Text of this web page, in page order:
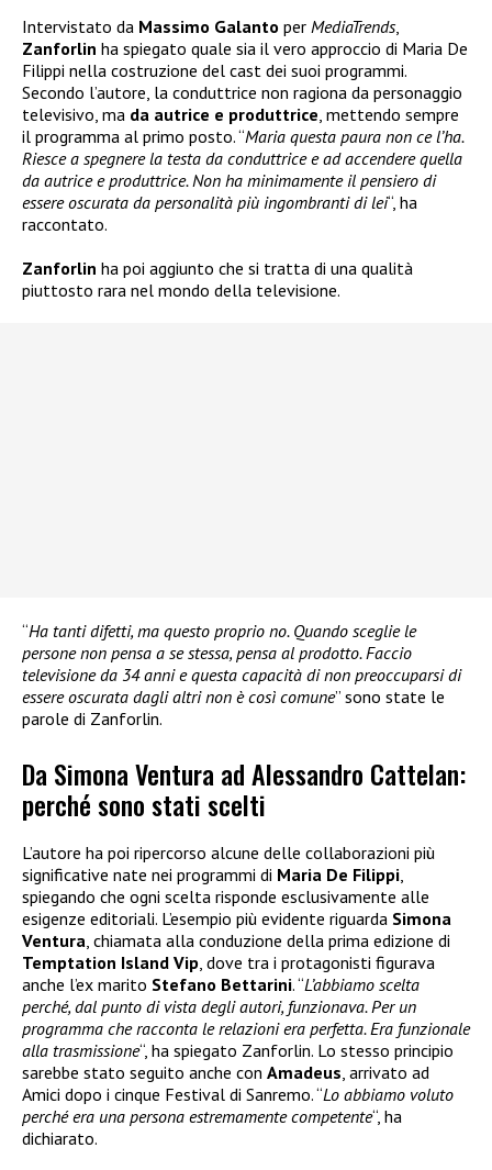
Intervistato da Massimo Galanto per MediaTrends,
Zanforlin ha spiegato quale sia il vero approccio di Maria De
Filippi nella costruzione del cast dei suoi programmi.
Secondo l’autore, la conduttrice non ragiona da personaggio
televisivo, ma da autrice e produttrice , mettendo sempre
il programma al primo posto. “Maria questa paura non ce l’ha.
Riesce a spegnere la testa da conduttrice e ad accendere quella
da autrice e produttrice. Non ha minimamente il pensiero di
essere oscurata da personalità più ingombranti di lei“, ha
raccontato.
Zanforlin ha poi aggiunto che si tratta di una qualità
piuttosto rara nel mondo della televisione.
“Ha tanti difetti, ma questo proprio no. Quando sceglie le
persone non pensa a se stessa, pensa al prodotto. Faccio
televisione da 34 anni e questa capacità di non preoccuparsi di
essere oscurata dagli altri non è così comune” sono state le
parole di Zanforlin.
Da Simona Ventura ad Alessandro Cattelan:
perché sono stati scelti
L’autore ha poi ripercorso alcune delle collaborazioni più
significative nate nei programmi di Maria De Filippi,
spiegando che ogni scelta risponde esclusivamente alle
esigenze editoriali. L’esempio più evidente riguarda Simona
Ventura, chiamata alla conduzione della prima edizione di
Temptation Island Vip, dove tra i protagonisti figurava
anche l’ex marito Stefano Bettarini. “L’abbiamo scelta
perché, dal punto di vista degli autori, funzionava. Per un
programma che racconta le relazioni era perfetta. Era funzionale
alla trasmissione“, ha spiegato Zanforlin. Lo stesso principio
sarebbe stato seguito anche con Amadeus, arrivato ad
Amici dopo i cinque Festival di Sanremo. “Lo abbiamo voluto
perché era una persona estremamente competente“, ha
dichiarato.